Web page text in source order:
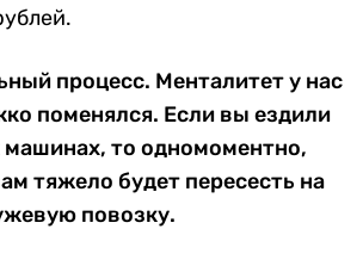
процесс. Менталитет у нас
поменялся. Если вы ездили
то одномоментно,
тяжело будет пересесть на
повозку.